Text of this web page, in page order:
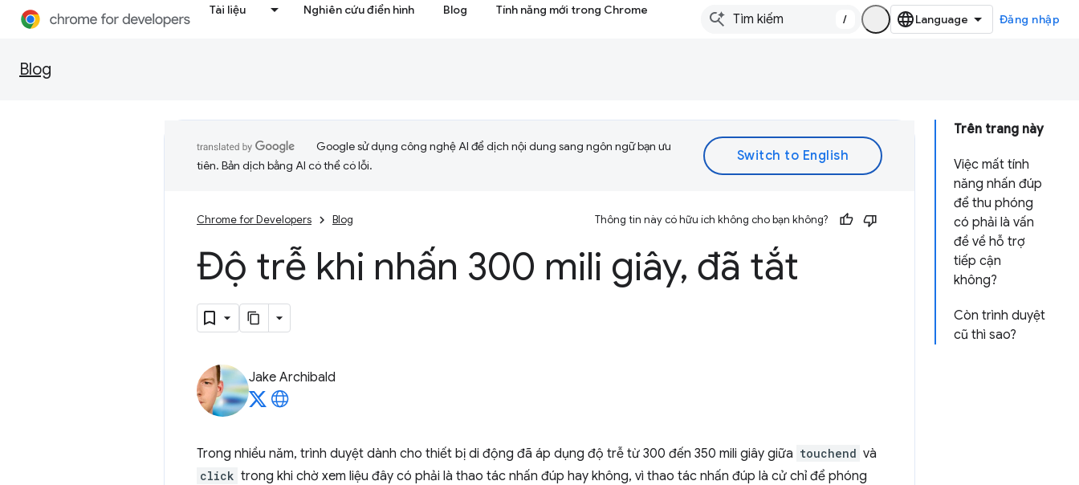
Tài liệu Nghiên cứu điển hình Blog Tính năng mới trong Chrome
/ Đăng nhập
Blog
Trên trang này
Việc mất tính
năng nhấn đúp
để thu phóng
có phải là vấn
đề về hỗ trợ
tiếp cận
không?
Còn trình duyệt
cũ thì sao?
Google sử dụng công nghệ AI để dịch nội dung sang ngôn ngữ bạn ưu
tiên. Bản dịch bằng AI có thể có lỗi.
Chrome for Developers Blog Thông tin này có hữu ích không cho bạn không?
Độ trễ khi nhấn 300 mili giây, đã tắt
Jake Archibald
Trong nhiều năm, trình duyệt dành cho thiết bị di động đã áp dụng độ trễ từ 300 đến 350 mili giây giữa touchend và
click trong khi chờ xem liệu đây có phải là thao tác nhấn đúp hay không, vì thao tác nhấn đúp là cử chỉ để phóng